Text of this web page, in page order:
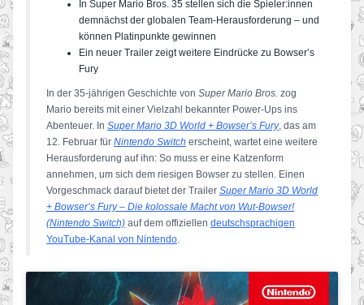
In Super Mario Bros. 35 stellen sich die Spieler:innen
demnächst der globalen Team-Herausforderung – und
können Platinpunkte gewinnen
Ein neuer Trailer zeigt weitere Eindrücke zu Bowser’s
Fury
In der 35-jährigen Geschichte von Super Mario Bros. zog
Mario bereits mit einer Vielzahl bekannter Power-Ups ins
Abenteuer. In Super Mario 3D World + Bowser’s Fury, das am
12. Februar für Nintendo Switch erscheint, wartet eine weitere
Herausforderung auf ihn: So muss er eine Katzenform
annehmen, um sich dem riesigen Bowser zu stellen. Einen
Vorgeschmack darauf bietet der Trailer Super Mario 3D World
+ Bowser’s Fury – Die kolossale Macht von Wut-Bowser!
(Nintendo Switch) auf dem offiziellen deutschsprachigen
YouTube-Kanal von Nintendo